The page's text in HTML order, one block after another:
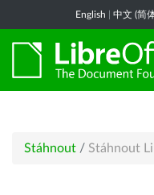
English 中文 (简
Stáhnout / Stáhnout